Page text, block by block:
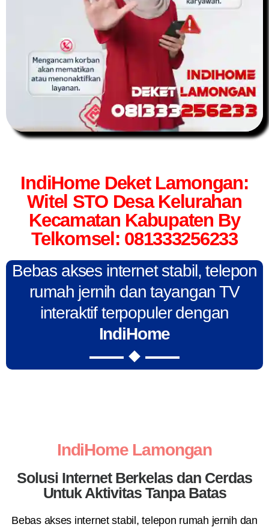
IndiHome Deket Lamongan:
Witel STO Desa Kelurahan
Kecamatan Kabupaten By
Telkomsel: 081333256233
Bebas akses internet stabil, telepon
rumah jernih dan tayangan TV
interaktif terpopuler dengan
IndiHome
IndiHome Lamongan
Solusi Internet Berkelas dan Cerdas
Untuk Aktivitas Tanpa Batas
Bebas akses internet stabil, telepon rumah jernih dan